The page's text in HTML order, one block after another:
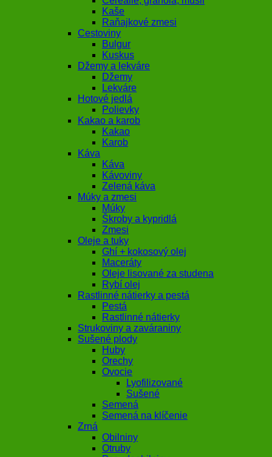
Kaše
Raňajkové zmesi
Cestoviny
Bulgur
Kuskus
Džemy a lekváre
Džemy
Lekváre
Hotové jedlá
Polievky
Kakao a karob
Kakao
Karob
Káva
Káva
Kávoviny
Zelená káva
Múky a zmesi
Múky
Škroby a kypridlá
Zmesi
Oleje a tuky
Ghí + kokosový olej
Maceráty
Oleje lisované za studena
Rybí olej
Rastlinné nátierky a pestá
Pestá
Rastlinné nátierky
Strukoviny a zaváraniny
Sušené plody
Huby
Orechy
Ovocie
Lyofilizované
Sušené
Semená
Semená na klíčenie
Zrná
Obilniny
Otruby